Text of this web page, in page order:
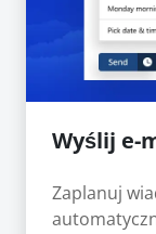
Wyślij e-
Zaplanuj